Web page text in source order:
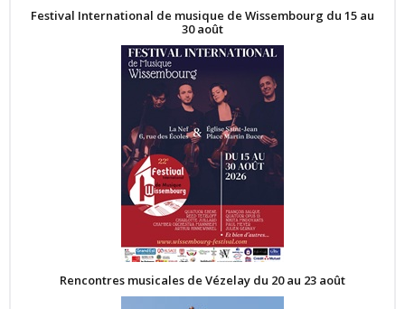
Festival International de musique de Wissembourg du 15 au
30 août
Rencontres musicales de Vézelay du 20 au 23 août